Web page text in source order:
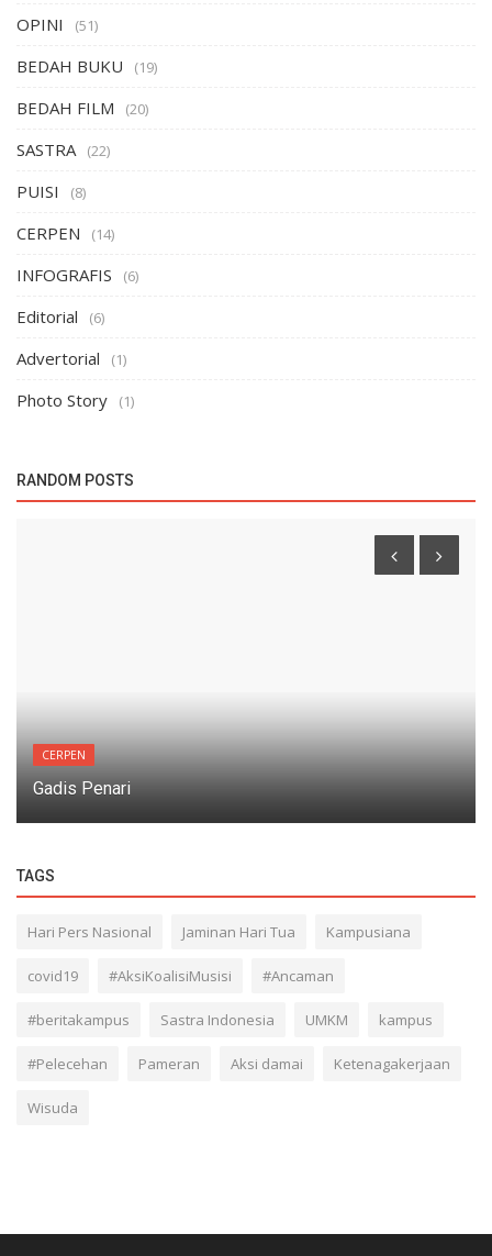
OPINI (51)
BEDAH BUKU (19)
BEDAH FILM (20)
SASTRA (22)
PUISI (8)
CERPEN (14)
INFOGRAFIS (6)
Editorial (6)
Advertorial (1)
Photo Story (1)
RANDOM POSTS
CERPEN
Gadis Penari
TAGS
Hari Pers Nasional Jaminan Hari Tua Kampusiana
covid19 #AksiKoalisiMusisi #Ancaman
#beritakampus Sastra Indonesia UMKM kampus
#Pelecehan Pameran Aksi damai Ketenagakerjaan
Wisuda